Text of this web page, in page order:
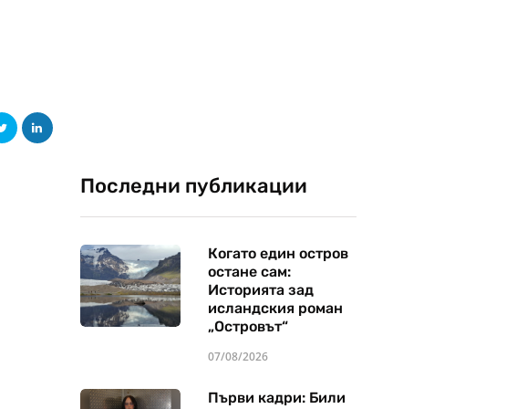
Последни публикации
Когато един остров
остане сам:
Историята зад
исландския роман
„Островът“
07/08/2026
Първи кадри: Били